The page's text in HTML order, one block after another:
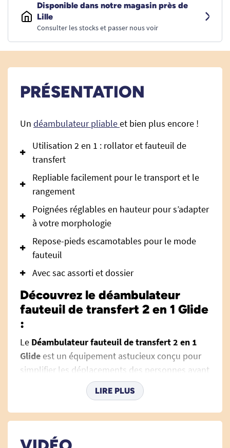
Disponible dans notre magasin près de
Lille
Consulter les stocks et passer nous voir
PRÉSENTATION
Un déambulateur pliableet bien plus encore !
Utilisation 2 en 1 : rollator et fauteuil de
transfert
Repliable facilement pour le transport et le
rangement
Poignées réglables en hauteur pour s’adapter
à votre morphologie
Repose-pieds escamotables pour le mode
fauteuil
Avec sac assorti et dossier
Découvrez le déambulateur
fauteuil de transfert 2 en 1 Glide
:
Le Déambulateur fauteuil de transfert 2 en 1
Glide est un équipement astucieux conçu pour
simplifier les déplacements des personnes ayant
des difficultés à marcher sur de longues
distances. Il peut être utilisé comme
classiquepour marcher en toute sécurité, puis
gestes, pour permettre à un proche d’aider à la
LIRE PLUS